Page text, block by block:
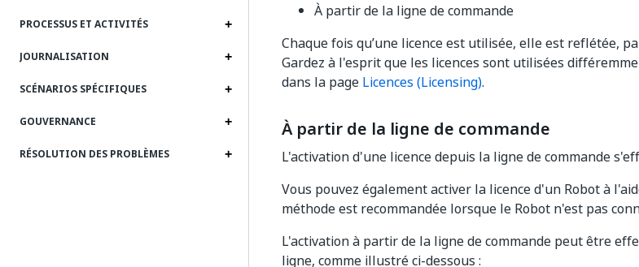
PROCESSUS ET ACTIVITÉS
JOURNALISATION
SCÉNARIOS SPÉCIFIQUES
GOUVERNANCE
RÉSOLUTION DES PROBLÈMES
À partir de la ligne de commande
Chaque fois qu’une licence est utilisée, elle est reflétée,
Gardez à l'esprit que les licences sont utilisées
dans la page Licences (Licensing).
À partir de la ligne de commande
L'activation d'une licence depuis la ligne de commande
Vous pouvez également activer la licence d'un Robot à
méthode est recommandée lorsque le Robot n'est pas
L'activation à partir de la ligne de commande peut être
ligne, comme illustré ci-dessous :